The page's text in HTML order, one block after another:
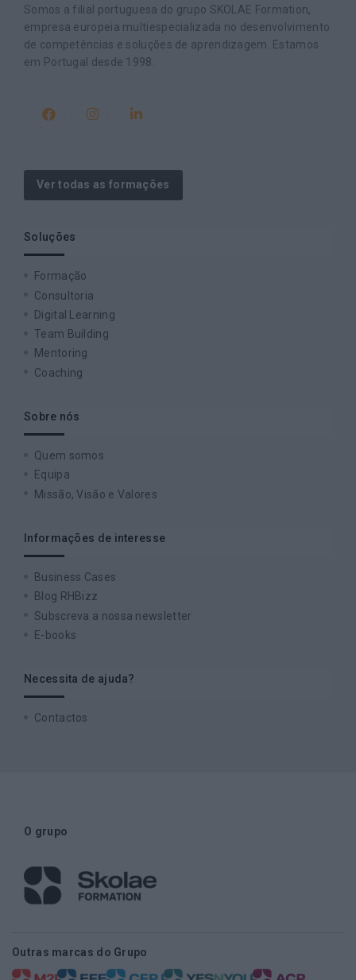
Somos a filial portuguesa do grupo SKOLAE Formation,
empresa europeia multiespecializada no desenvolvimento
de competências e soluções de aprendizagem. Estamos
em Portugal desde 1998.
Ver todas as formações
Soluções
Formação
Consultoria
Digital Learning
Team Building
Mentoring
Coaching
Sobre nós
Quem somos
Equipa
Missão, Visão e Valores
Informações de interesse
Business Cases
Blog RHBizz
Subscreva a nossa newsletter
E-books
Necessita de ajuda?
Contactos
O grupo
Outras marcas do Grupo